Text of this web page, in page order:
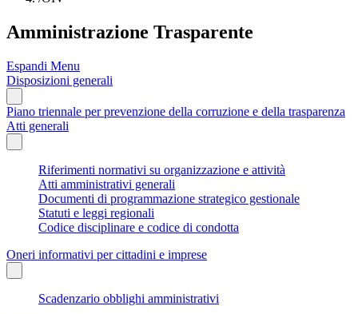
Amministrazione Trasparente
Espandi Menu
Disposizioni generali
Piano triennale per prevenzione della corruzione e della trasparenza
Atti generali
Riferimenti normativi su organizzazione e attività
Atti amministrativi generali
Documenti di programmazione strategico gestionale
Statuti e leggi regionali
Codice disciplinare e codice di condotta
Oneri informativi per cittadini e imprese
Scadenzario obblighi amministrativi